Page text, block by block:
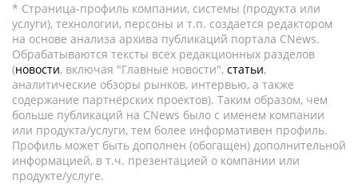
* Страница-профиль компании, системы (продукта или
услуги), технологии, персоны и т.п. создается редактором
на основе анализа архива публикаций портала CNews.
Обрабатываются тексты всех редакционных разделов
(новости, включая "Главные новости", статьи,
аналитические обзоры рынков, интервью, а также
содержание партнёрских проектов). Таким образом, чем
больше публикаций на CNews было с именем компании
или продукта/услуги, тем более информативен профиль.
Профиль может быть дополнен (обогащен) дополнительной
информацией, в т.ч. презентацией о компании или
продукте/услуге.